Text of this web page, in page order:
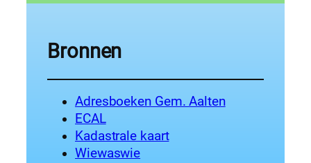
Bronnen
Adresboeken Gem. Aalten
ECAL
Kadastrale kaart
Wiewaswie